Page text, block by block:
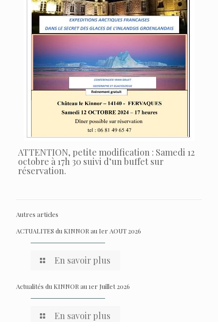
ATTENTION, petite modification : Samedi 12
octobre à 17h 30 suivi d’un buffet sur
réservation.
Autres articles
ACTUALITES du KINNOR au Ier AOUT 2026
En savoir plus
Actualités du KINNOR au 1er Juillet 2026
En savoir plus